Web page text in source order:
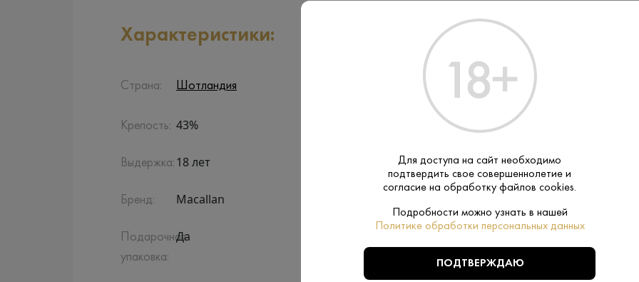
Характеристики:
Страна: Шотландия Производитель:
Крепость: 43% Объем:
Выдержка: 18 лет Регион:
Бренд: Macallan
Подарочная
упаковка:
Да
подачи:
Для доступа на сайт необходимо
подтвердить свое совершеннолетие и
согласие на обработку файлов cookies.
Подробности можно узнать в нашей
Политике обработки персональных данных
ПОДТВЕРЖДАЮ